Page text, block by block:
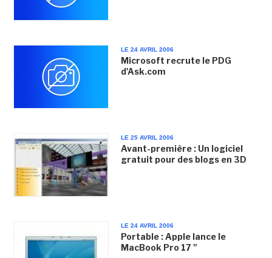
LE 24 AVRIL 2006
Microsoft recrute le PDG
d'Ask.com
LE 25 AVRIL 2006
Avant-première : Un logiciel
gratuit pour des blogs en 3D
LE 24 AVRIL 2006
Portable : Apple lance le
MacBook Pro 17 "